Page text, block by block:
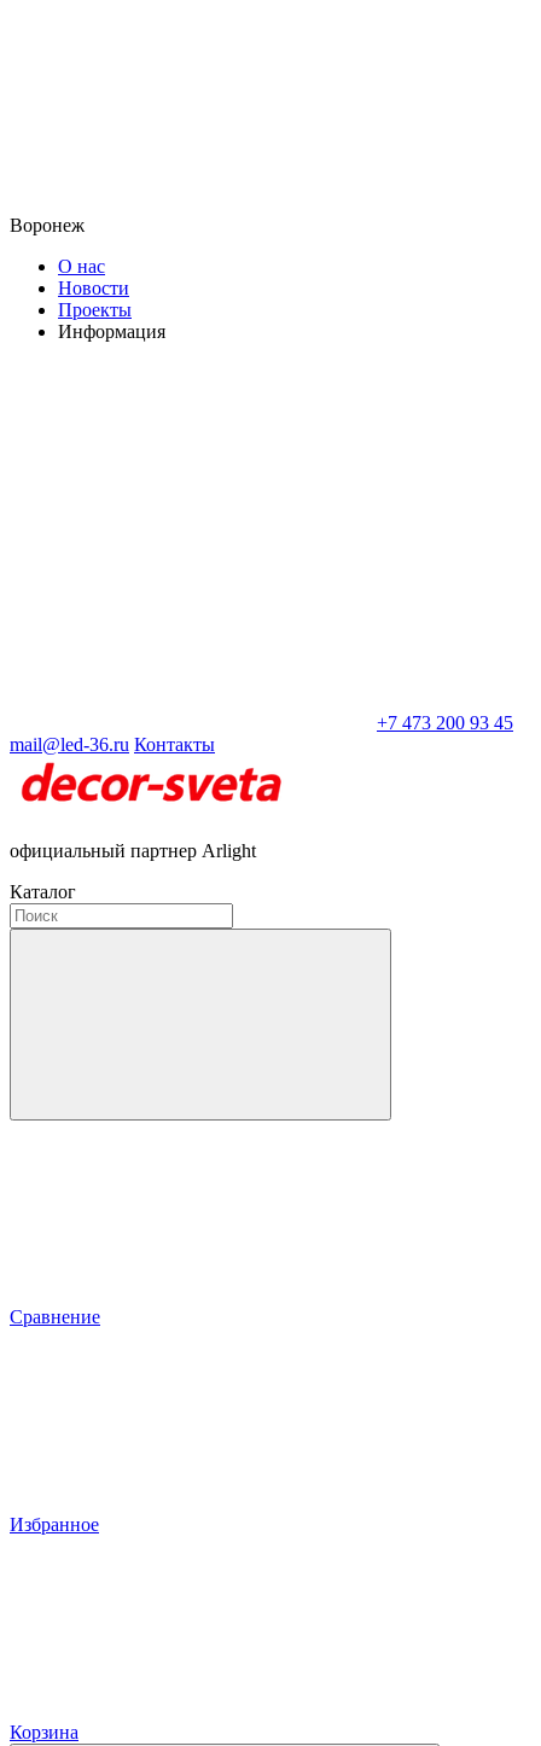
Воронеж
О нас
Новости
Проекты
Информация
+7 473 200 93 45
mail@led-36.ru Контакты
официальный партнер Arlight
Каталог
Сравнение
Избранное
Корзина